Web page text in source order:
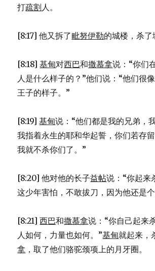
打疏割人。
[8:17] 他又拆了毗努伊勒的城楼，杀了
[8:18]基甸对西巴和撒慕拿说：“你们
人是什么样子的？”他们说：“他们很
王子的样子。”
[8:19]基甸说：“他们都是我的兄弟，
我指着永生的耶和华起誓，你们若存
我就不杀你们了。”
[8:20] 他对他的长子益帖说：“你起来
这少年害怕，不敢拔刀，因为他还是个
[8:21]西巴和撒慕拿说：“你自己起来
人如何，力量也如何。”基甸就起来，
拿 ，取了他们骆驼颈项上的月牙圈。